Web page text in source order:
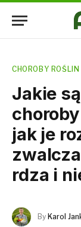
CHOROBY ROŚLIN
Jakie
jak je
rdza i
By Karol